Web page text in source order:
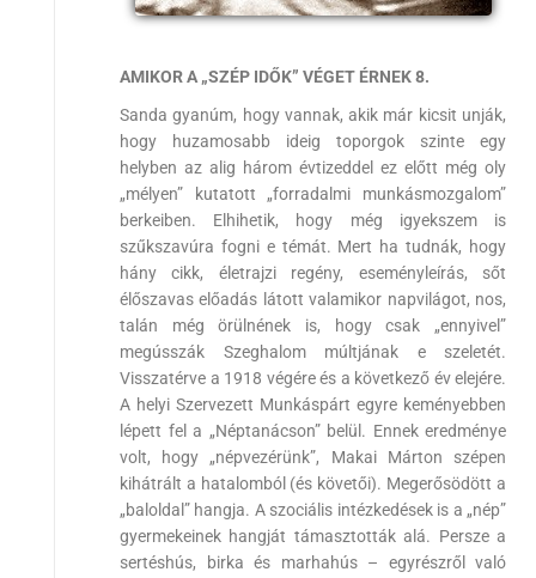
AMIKOR A „SZÉP IDŐK” VÉGET ÉRNEK 8.
Sanda gyanúm, hogy vannak, akik már kicsit unják,
hogy huzamosabb ideig toporgok szinte egy
helyben az alig három évtizeddel ez előtt még oly
„mélyen” kutatott „forradalmi munkásmozgalom”
berkeiben. Elhihetik, hogy még igyekszem is
szűkszavúra fogni e témát. Mert ha tudnák, hogy
hány cikk, életrajzi regény, eseményleírás, sőt
élőszavas előadás látott valamikor napvilágot, nos,
talán még örülnének is, hogy csak „ennyivel”
megússzák Szeghalom múltjának e szeletét.
Visszatérve a 1918 végére és a következő év elejére.
A helyi Szervezett Munkáspárt egyre keményebben
lépett fel a „Néptanácson” belül. Ennek eredménye
volt, hogy „népvezérünk”, Makai Márton szépen
kihátrált a hatalomból (és követői). Megerősödött a
„baloldal” hangja. A szociális intézkedések is a „nép”
gyermekeinek hangját támasztották alá. Persze a
sertéshús, birka és marhahús – egyrészről való